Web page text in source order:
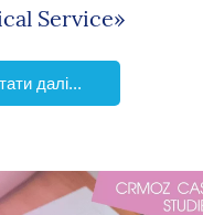
Service»
далі...